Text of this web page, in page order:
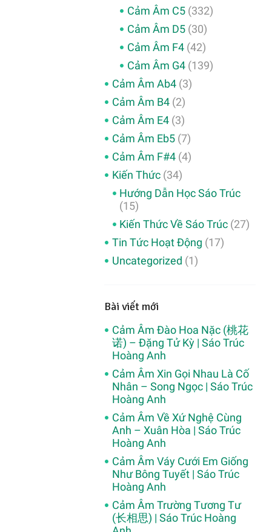
Cảm Âm C5(332)
Cảm Âm D5(30)
Cảm Âm F4(42)
Cảm Âm G4(139)
Cảm Âm Ab4(3)
Cảm Âm B4(2)
Cảm Âm E4(3)
Cảm Âm Eb5(7)
Cảm Âm F#4(4)
Kiến Thức(34)
Hướng Dẫn Học Sáo Trúc
(15)
Kiến Thức Về Sáo Trúc (27)
Tin Tức Hoạt Động (17)
Uncategorized (1)
Bài viết mới
Cảm Âm Đào Hoa Nặc (桃花
诺) – Đặng Tử Kỳ | Sáo Trúc
Hoàng Anh
Cảm Âm Xin Gọi Nhau Là Cố
Nhân – Song Ngọc | Sáo Trúc
Hoàng Anh
Cảm Âm Về Xứ Nghệ Cùng
Anh – Xuân Hòa | Sáo Trúc
Hoàng Anh
Cảm Âm Váy Cưới Em Giống
Như Bông Tuyết | Sáo Trúc
Hoàng Anh
Cảm Âm Trường Tương Tư
(长相思) | Sáo Trúc Hoàng